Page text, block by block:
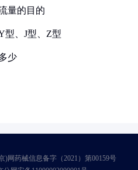
量的目的
型、J型、Z型
少
网药械信息备字（2021）第00159号